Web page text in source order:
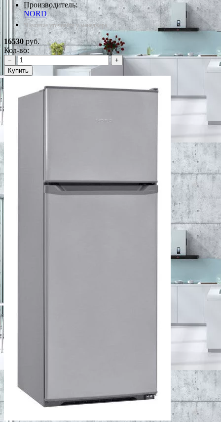
Производитель:
NORD
*Наличие уточняйте у менеджера
16530руб.
Кол-во:
−
+
Купить